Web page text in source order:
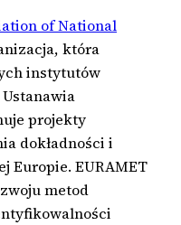
of National
która
instytutów
projekty
dokładności i
Europie. EURAMET
metod